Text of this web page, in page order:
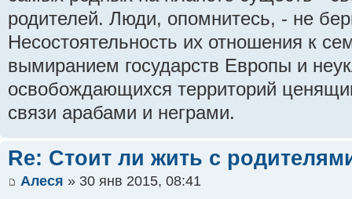
родителей. Люди, опомнитесь, - не
Несостоятельность их отношения к
вымиранием государств Европы и
освобождающихся территорий
связи арабами и неграми.
Re: Стоит ли жить с
Алеся » 30 янв 2015, 08:41